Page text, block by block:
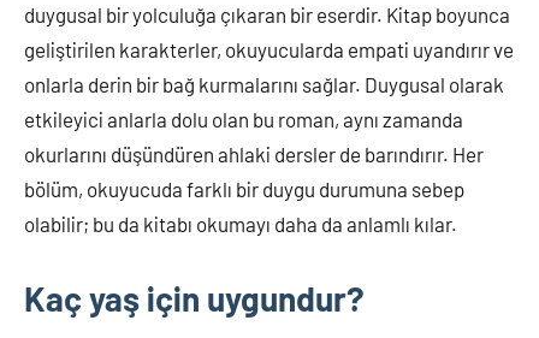
duygusal bir yolculuğa çıkaran bir eserdir. Kitap boyunca
geliştirilen karakterler, okuyucularda empati uyandırır ve
onlarla derin bir bağ kurmalarını sağlar. Duygusal olarak
etkileyici anlarla dolu olan bu roman, aynı zamanda
okurlarını düşündüren ahlaki dersler de barındırır. Her
bölüm, okuyucuda farklı bir duygu durumuna sebep
olabilir; bu da kitabı okumayı daha da anlamlı kılar.
Kaç yaş için uygundur?